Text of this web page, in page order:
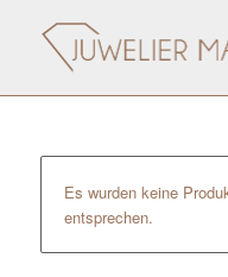
Es wurden keine
entsprechen.